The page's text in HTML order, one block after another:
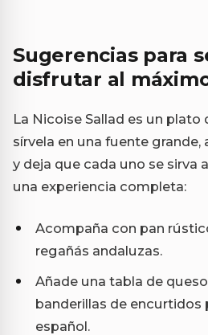
Sugerencias para
disfrutar al
La Nicoise Sallad es un
sírvela en una fuente grande,
y deja que cada uno se sirva
una experiencia completa:
Acompaña con pan
regañás andaluzas.
Añade una tabla de
banderillas de encurtidos
español.